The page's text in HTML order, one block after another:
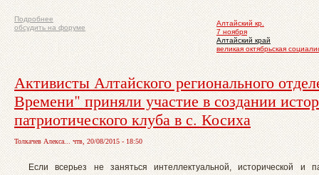
Алтайский кр.
7 ноября
Алтайский край
великая октябрьская
Подробнее
обсудить на форуме
Активисты Алтайского регионального
Времени" приняли участие в создании
патриотического клуба в с. Косиха
Толкачев Алекса... чтв, 20/08/2015 - 18:50
Если всерьез не заняться интеллектуальной, исторической и